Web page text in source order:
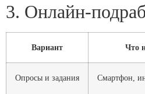
3. Онлайн-
Вариант Что
Опросы и задания Смартфон,